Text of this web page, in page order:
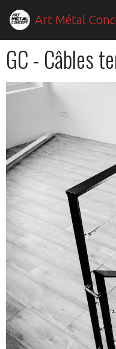
Art Métal
GC - Câbles